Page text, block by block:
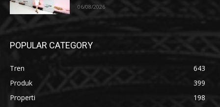
06/08/2026
POPULAR CATEGORY
Tren
643
Produk
399
Properti
198